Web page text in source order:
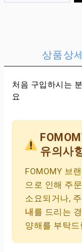
상품상세
처음 구입하시는
요
유의사
FOMOMY 브
으로 인해 주
소요되거나,
내 를 드리는
양해를 부탁드